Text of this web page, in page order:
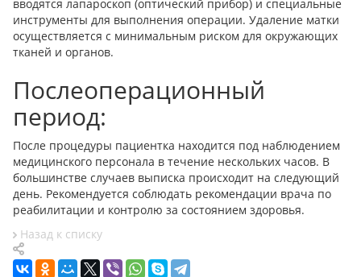
вводятся лапароскоп (оптический прибор) и специальные
инструменты для выполнения операции. Удаление матки
осуществляется с минимальным риском для окружающих
тканей и органов.
Послеоперационный
период:
После процедуры пациентка находится под наблюдением
медицинского персонала в течение нескольких часов. В
большинстве случаев выписка происходит на следующий
день. Рекомендуется соблюдать рекомендации врача по
реабилитации и контролю за состоянием здоровья.
Назад к списку